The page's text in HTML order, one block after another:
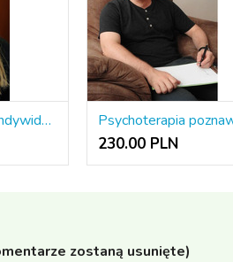
Psychoterapia indywidualna osób dorosłych
230.00 PLN
zostaną usunięte)